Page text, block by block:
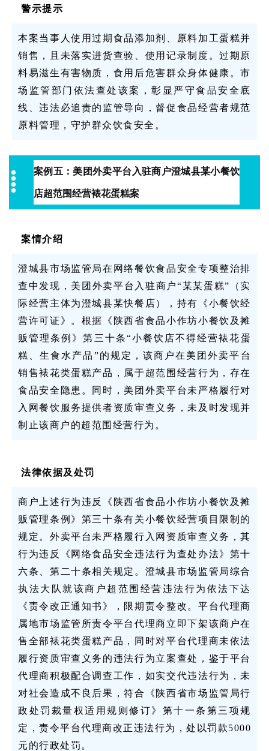
警示提示
本案当事人使用过期食品添加剂、原料加工蛋糕并
销售，且未落实进货查验、使用记录制度。过期原
料易滋生有害物质，食用后危害群众身体健康。市
场监管部门依法查处该案，彰显严守食品安全底
线、违法必追责的监管导向，督促食品经营者规范
原料管理，守护群众饮食安全。
案例五： 美团外卖平台入驻商户澄城县某小餐饮
店超范围经营裱花蛋糕案
案情介绍
澄城县市场监管局在网络餐饮食品安全专项整治排
查中发现，美团外卖平台入驻商户“某某蛋糕”（实
际经营主体为澄城县某快餐店），持有《小餐饮经
营许可证》。根据《陕西省食品小作坊小餐饮及摊
贩管理条例》第三十条“小餐饮店不得经营裱花蛋
糕、生食水产品”的规定，该商户在美团外卖平台
销售裱花类蛋糕产品，属于超范围经营行为，存在
食品安全隐患。同时，美团外卖平台未严格履行对
入网餐饮服务提供者资质审查义务，未及时发现并
制止该商户的超范围经营行为。
法律依据及处罚
商户上述行为违反《陕西省食品小作坊小餐饮及摊
贩管理条例》第三十条有关小餐饮经营项目限制的
规定。外卖平台未严格履行入网资质审查义务，其
行为违反《网络食品安全违法行为查处办法》第十
六条、第二十条相关规定。澄城县市场监管局综合
执法大队就该商户超范围经营违法行为依法下达
《责令改正通知书》，限期责令整改。平台代理商
属地市场监管所责令平台代理商立即下架该商户在
售全部裱花类蛋糕产品，同时对平台代理商未依法
履行资质审查义务的违法行为立案查处，鉴于平台
代理商积极配合调查工作，如实交代违法行为，未
对社会造成不良后果，符合《陕西省市场监管局行
政处罚裁量权适用规则修订》第十一条第三项规
定，责令平台代理商改正违法行为，处以罚款5000
元的行政处罚。